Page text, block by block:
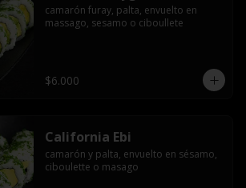
camarón furay, palta, envuelto en
massago, sesamo o ciboullete
$6.000
California Ebi
camarón y palta, envuelto en sésamo,
ciboulette o masago